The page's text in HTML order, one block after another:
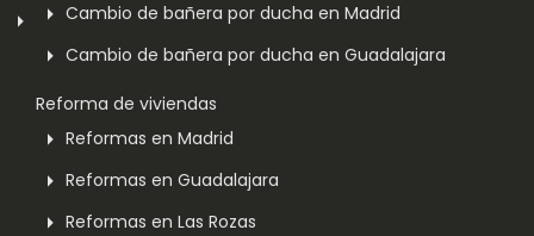
Cambio de bañera por ducha en Madrid
Cambio de bañera por ducha en Guadalajara
Reforma de viviendas
Reformas en Madrid
Reformas en Guadalajara
Reformas en Las Rozas